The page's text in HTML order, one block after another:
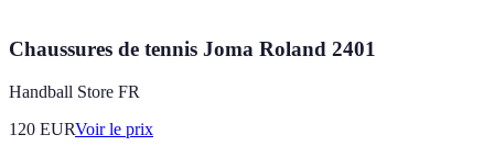
Chaussures de tennis Joma Roland 2401
Handball Store FR
120 EURVoir le prix